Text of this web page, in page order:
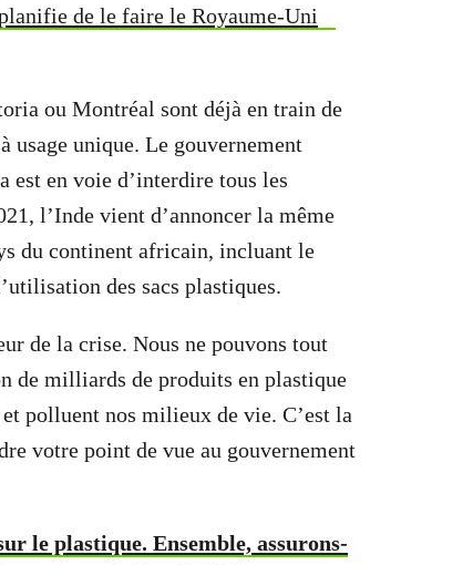
de le faire le Royaume-Uni
ou Montréal sont déjà en train de
usage unique. Le gouvernement
est en voie d’interdire tous les
l’Inde vient d’annoncer la même
du continent africain, incluant le
des sacs plastiques.
de la crise. Nous ne pouvons tout
de milliards de produits en plastique
polluent nos milieux de vie. C’est la
votre point de vue au gouvernement
le plastique. Ensemble, assurons-